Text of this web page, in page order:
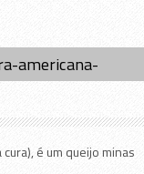
americana-
é um queijo minas